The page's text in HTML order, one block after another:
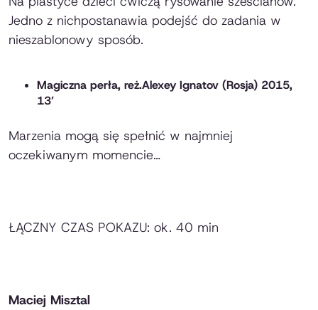
Jedno z nichpostanawia podejść do zadania w
nieszablonowy sposób.
Magiczna perła, reż.Alexey Ignatov (Rosja) 2015,
13’
Marzenia mogą się spełnić w najmniej
oczekiwanym momencie…
ŁĄCZNY CZAS POKAZU: ok. 40 min
Maciej Misztal